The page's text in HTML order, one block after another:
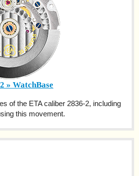
» WatchBase
of the ETA caliber 2836-2, including
this movement.